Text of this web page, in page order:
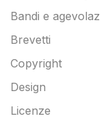
Bandi e
Brevetti
Copyright
Design
Licenze